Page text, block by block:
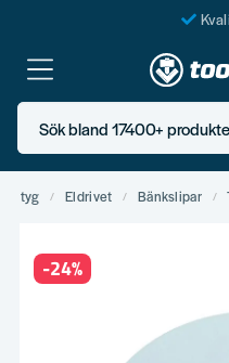
En
Sök bland 17400+ produkter..
Eldrivet Bänkslipar
-24%